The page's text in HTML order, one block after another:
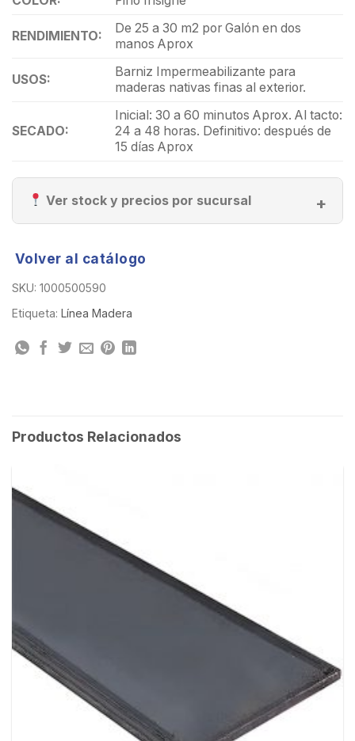
RENDIMIENTO:
De 25 a 30 m2 por Galón en dos
manos Aprox
USOS:
Barniz Impermeabilizante para
maderas nativas finas al exterior.
SECADO:
Inicial: 30 a 60 minutos Aprox. Al tacto:
24 a 48 horas. Definitivo: después de
15 días Aprox
Ver stock y precios por sucursal
Volver al catálogo
SKU: 1000500590
Etiqueta: Línea Madera
Productos Relacionados